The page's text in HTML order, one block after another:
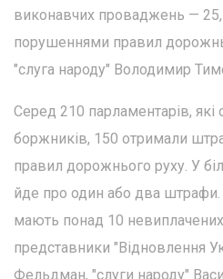
виконавчих проваджень — 25,
порушеннями правил
"слуга народу" Володимир
Серед 210 парламентарів, які
боржників, 150 отримали
правил дорожнього руху. У
йде про один або два штрафи.
мають понад 10
представники "Відновлення
Фельдман, "слуги народу"